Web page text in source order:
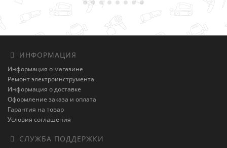
ИНФОРМАЦИЯ
Информация о магазине
Ремонт электроинструмента
Информация о доставке
Оформление заказа и оплата
Гарантия на товар
Условия соглашения
СЛУЖБА ПОДДЕРЖКИ